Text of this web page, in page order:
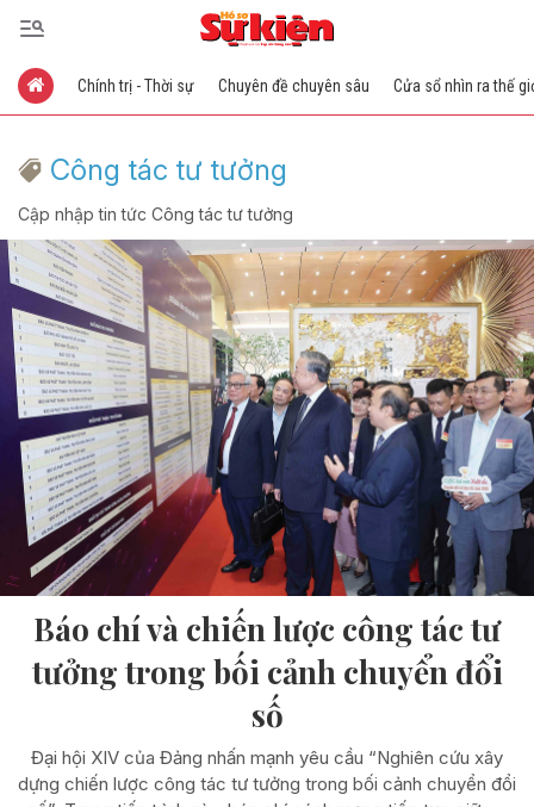
Chính trị - Thời sự Chuyên đề chuyên sâu Cửa sổ nhìn ra thế
Công tác tư tưởng
Cập nhập tin tức Công tác tư tưởng
Báo chí và chiến lược công tác tư
tưởng trong bối cảnh chuyển đổi
số
Đại hội XIV của Đảng nhấn mạnh yêu cầu “Nghiên cứu xây
dựng chiến lược công tác tư tưởng trong bối cảnh chuyển đổi